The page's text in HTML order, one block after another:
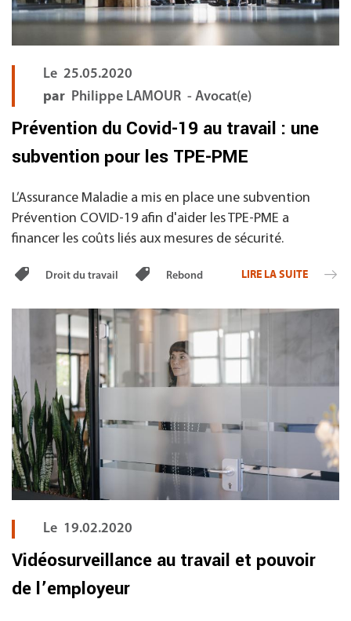
Le 25.05.2020
par Philippe LAMOUR - Avocat(e)
Prévention du Covid-19 au travail : une
subvention pour les TPE-PME
L’Assurance Maladie a mis en place une subvention
Prévention COVID-19 afin d'aider les TPE-PME a
financer les coûts liés aux mesures de sécurité.
Droit du travail Rebond LIRE LA SUITE
Le 19.02.2020
Vidéosurveillance au travail et pouvoir
de l’employeur